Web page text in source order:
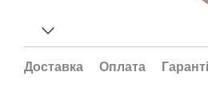
Доставка Оплата